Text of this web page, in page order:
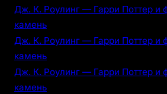
Дж. К. Роулинг — Гарри Поттер и
камень
Дж. К. Роулинг — Гарри Поттер и
камень
Дж. К. Роулинг — Гарри Поттер и
камень